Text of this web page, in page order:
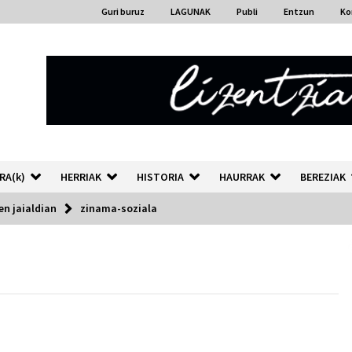
Guri buruz LAGUNAK Publi Entzun
HERRIAK HISTORIA HAURRAK BEREZIAK
jaialdian zinama-soziala